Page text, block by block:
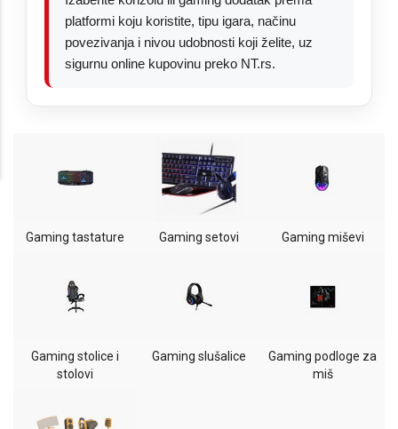
platformi koju koristite, tipu igara, načinu
povezivanja i nivou udobnosti koji želite, uz
sigurnu online kupovinu preko NT.rs.
Gaming tastature Gaming setovi Gaming miševi
Gaming stolice i
stolovi
Gaming slušalice
Gaming podloge za
miš